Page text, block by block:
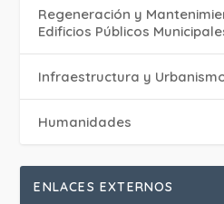
Regeneración y
Edificios Públicos
Infraestructura y
Humanidades
ENLACES EXTERNOS